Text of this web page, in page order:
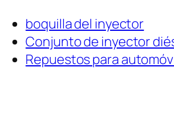
boquilla del inyector
Conjunto de inyector
Repuestos para